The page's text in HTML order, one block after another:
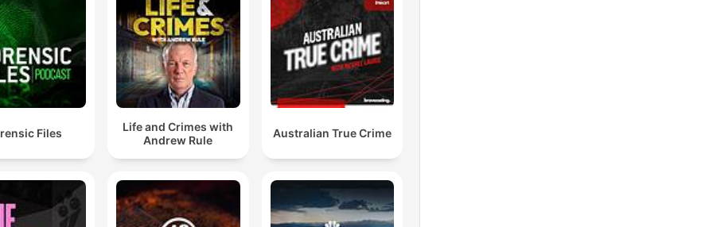
Files
Life and Crimes with
Andrew Rule
Australian True Crime